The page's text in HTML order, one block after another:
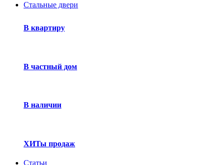
Стальные двери
В квартиру
В частный дом
В наличии
ХИТы продаж
Статьи